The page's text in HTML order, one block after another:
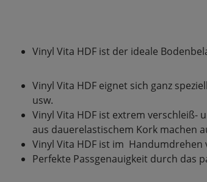
Vinyl Vita HDF ist der ideale
Vinyl Vita HDF eignet sich ganz
usw.
Vinyl Vita HDF ist extrem
aus dauerelastischem Kork machen
Vinyl Vita HDF ist im Handumdrehen
Perfekte Passgenauigkeit durch das